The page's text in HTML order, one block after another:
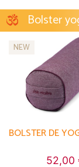
Bolster
NEW
52,00